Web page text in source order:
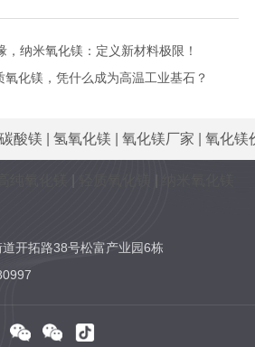
，纳米氧化镁：定义新材料极限！
氧化镁，凭什么成为高温工业基石？
碳酸镁 氢氧化镁 氧化镁厂家 氧化镁
开拓路38号松富产业园6栋